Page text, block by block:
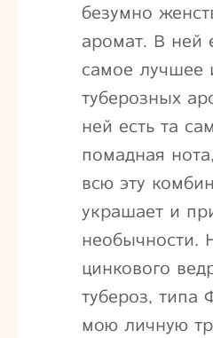
безумно
аромат. В ней
самое лучшее
туберозных
ней есть та
помадная
всю эту
украшает и
необычности.
цинкового
тубероз, типа
мою личную